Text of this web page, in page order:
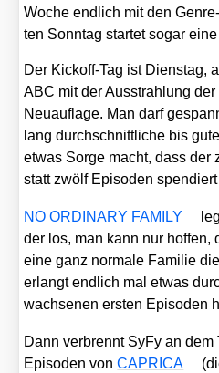
Woche end­lich mit den
ten Sonn­tag star­tet sogar
Der Kick­off-Tag ist Diens­tag,
ABC mit der Aus­strah­lung
Neu­auf­la­ge. Man darf
lang durch­schnitt­li­che bis
etwas Sor­ge macht, dass der
statt zwölf Epi­so­den
NO ORDINARY FAMILY
der los, man kann nur hof­fen,
eine ganz nor­ma­le Fami­lie
erlangt end­lich mal etwas
wach­se­nen ers­ten Epi­so­den
Dann ver­brennt SyFy an
Epi­so­den vonCAPRICA